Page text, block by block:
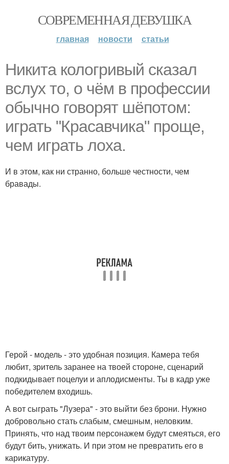
СОВРЕМЕННАЯ ДЕВУШКА
главная новости статьи
Никита кологривый сказал
вслух то, о чём в профессии
обычно говорят шёпотом:
играть "Красавчика" проще,
чем играть лоха.
И в этом, как ни странно, больше честности, чем
бравады.
Герой - модель - это удобная позиция. Камера тебя
любит, зритель заранее на твоей стороне, сценарий
подкидывает поцелуи и аплодисменты. Ты в кадр уже
победителем входишь.
А вот сыграть "Лузера" - это выйти без брони. Нужно
добровольно стать слабым, смешным, неловким.
Принять, что над твоим персонажем будут смеяться, его
будут бить, унижать. И при этом не превратить его в
карикатуру.